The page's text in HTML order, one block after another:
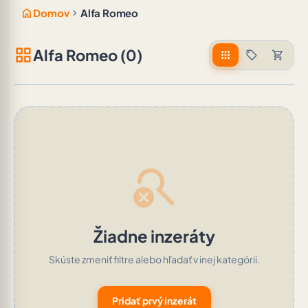
home Domov chevron_right Alfa Romeo
grid_viewAlfa Romeo (0) apps sell shopping_cart
search_off
Žiadne inzeráty
Skúste zmeniť filtre alebo hľadať v inej kategórii.
Pridať prvý inzerát